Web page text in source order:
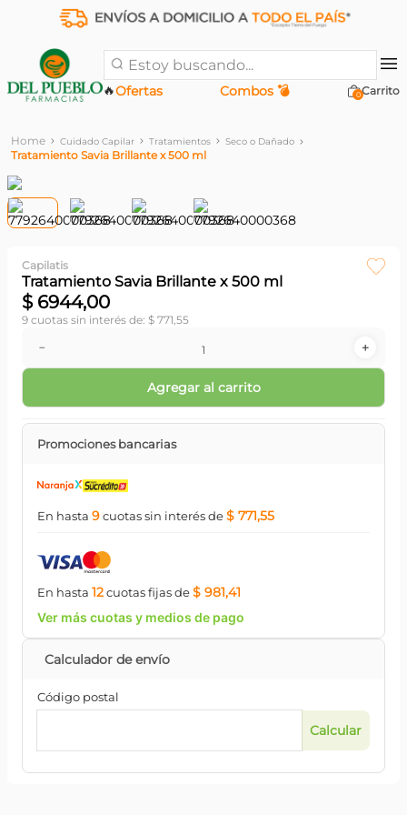
Estoy buscando...
Ofertas
🔥 Combos 💣 0
Cuidado Capilar Tratamientos Seco o Dañado
Tratamiento Savia Brillante x 500 ml
Capilatis
Tratamiento Savia Brillante x 500 ml
$ 6944,00
9 cuotas sin interés de: $ 771,55
＋
－
Agregar al carrito
Promociones bancarias
En hasta 9cuotassin interésde$ 771,55
En hasta 12cuotasfijasde$ 981,41
Ver más cuotas y medios de pago
Código postal